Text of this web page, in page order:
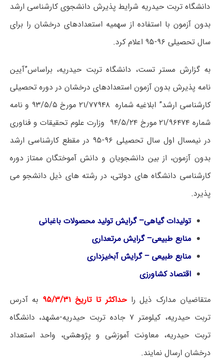
دانشگاه تربت حیدریه شرایط پذیرش دانشجوی کارشناسی ارشد
بدون آزمون با استفاده از سهمیه استعدادهای درخشان را برای
سال تحصیلی ۹۶-۹۵ اعلام کرد.
به گزارش مستر تست، دانشگاه تربت حیدریه، براساس”آیین
نامه پذیرش بدون آزمون استعدادهای درخشان در دوره تحصیلی
کارشناسی ارشد” ابلاغیه شماره ۲۱/۷۷۹۴۸ مورخ ۹۳/۵/۵ و نامه
شماره ۲۱/۹۶۴۷۴ مورخ ۹۴/۵/۲۴ وزارت علوم تحقیقات و فناوری
در نیمسال اول سال تحصیلی ۹۶-۹۵ در مقطع کارشناسی ارشد
بدون آزمون، از بین دانشجویان و دانش آموختگان ممتاز دوره
کارشناسی دانشگاه های دولتی، در رشته های ذیل دانشجو می
پذیرد.
تولیدات گیاهی– گرایش تولید محصولات باغبانی
منابع طبیعی– گرایش مرتعداری
منابع طبیعی – گرایش آبخیزداری
اقتصاد کشاورزی
متقاضیان مدارک ذیل راحداکثر تا تاریخ ۹۵/۳/۳۱
به آدرس
تربت حیدریه، کیلومتر ۷ جاده تربت حیدریه-مشهد، دانشگاه
تربت حیدریه، معاونت آموزشی و پژوهشی، واحد استعداد
درخشان ارسال نمایند.